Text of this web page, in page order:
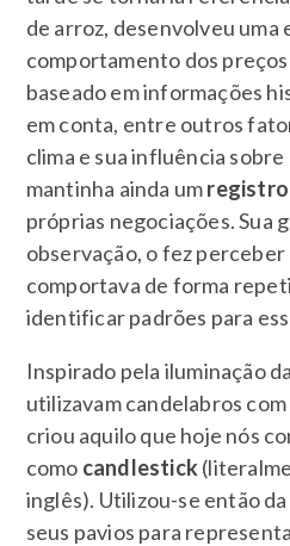
de arroz, desenvolveu uma
comportamento dos
baseado em informações
em conta, entre outros
clima e sua influência
mantinha ainda um
próprias negociações. Sua
observação, o fez perceber
comportava de forma
identificar padrões para
Inspirado pela iluminação
utilizavam candelabros com
criou aquilo que hoje nós
como candlestick
inglês). Utilizou-se então da
seus pavios para